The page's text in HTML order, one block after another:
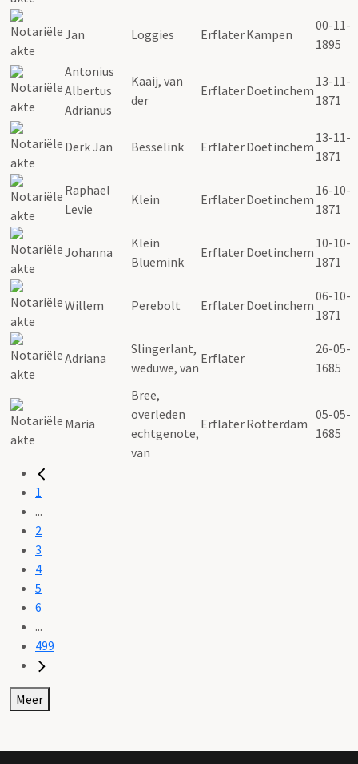
Jan Loggies ErflaterKampen
00-11-
1895
Antonius
Albertus
Adrianus
Kaaij, van
der
ErflaterDoetinchem
13-11-
1871
Derk Jan Besselink ErflaterDoetinchem
13-11-
1871
Raphael
Levie
Klein ErflaterDoetinchem
16-10-
1871
Johanna
Klein
Bluemink
ErflaterDoetinchem
10-10-
1871
Willem Perebolt ErflaterDoetinchem
06-10-
1871
Adriana
Slingerlant,
weduwe, van
Erflater
26-05-
1685
Maria
Bree,
overleden
echtgenote,
van
ErflaterRotterdam
05-05-
1685
1
...
2
3
4
5
6
...
499
Meer